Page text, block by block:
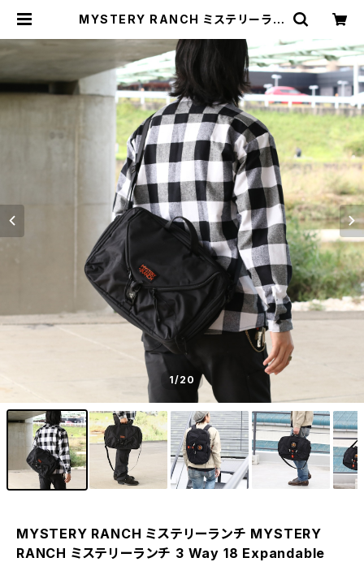
MYSTERY RANCH ミステリーラン
ランチ 3 Way 18 Expandable Bri
efcase 3ウェイ バックパック ショル
ダーバッグ ブリーフケース | MAVA
ZI マバジ
1/20
MYSTERY RANCH ミステリーランチ MYSTERY
RANCH ミステリーランチ 3 Way 18 Expandable